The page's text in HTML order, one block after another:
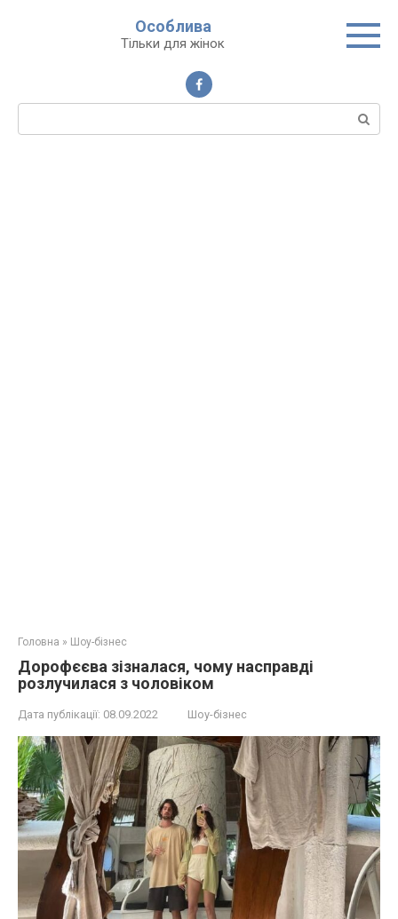
Особлива
Тільки для жінок
Пошук:
Головна » Шоу-бізнес
Дорофєєва зізналася, чому насправді
розлучилася з чоловіком
Дата публікації: 08.09.2022 Шоу-бізнес